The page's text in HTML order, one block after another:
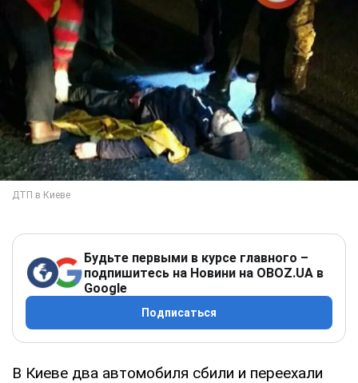
Будьте первыми в курсе главного –
подпишитесь на Новини на OBOZ.UA в
Google
Подписаться
В Киеве два автомобиля сбили и переехали